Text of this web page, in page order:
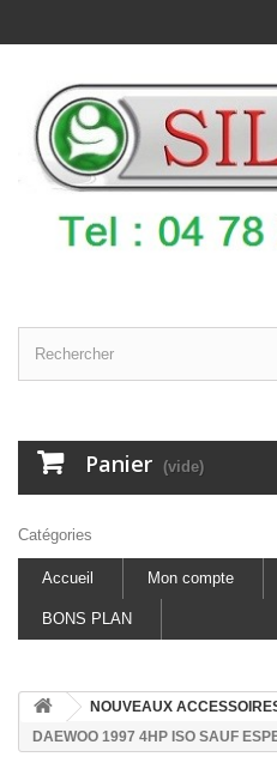
Panier (vide)
Catégories
Accueil Mon compte
BONS PLAN
NOUVEAUX
DAEWOO 1997 4HP ISO SAUF